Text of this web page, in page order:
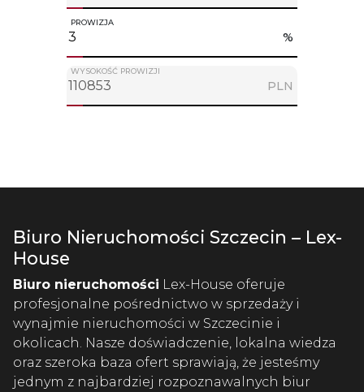
PROWIZJA
%
WYSOKOŚĆ PROWIZJI
PLN
Biuro Nieruchomości Szczecin – Lex-
House
Biuro nieruchomości Lex-House oferuje
profesjonalne pośrednictwo w sprzedaży i
wynajmie nieruchomości w Szczecinie i
okolicach. Nasze doświadczenie, lokalna wiedza
oraz szeroka baza ofert sprawiają, że jesteśmy
jednym z najbardziej rozpoznawalnych biur